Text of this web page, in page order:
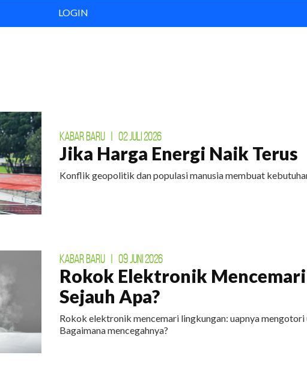
LOGIN
KABAR BARU 02 JULI 2026
Jika Harga Energi Naik Terus
Konflik geopolitik dan populasi manusia membuat
KABAR BARU 09 JUNI 2026
Rokok Elektronik
Sejauh Apa?
Rokok elektronik mencemari lingkungan: uapnya mengotori
Bagaimana mencegahnya?